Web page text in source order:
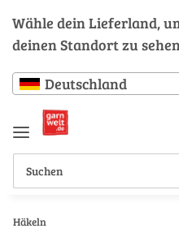
Wähle dein Lieferland,
deinen Standort zu
Deutschland
Häkeln